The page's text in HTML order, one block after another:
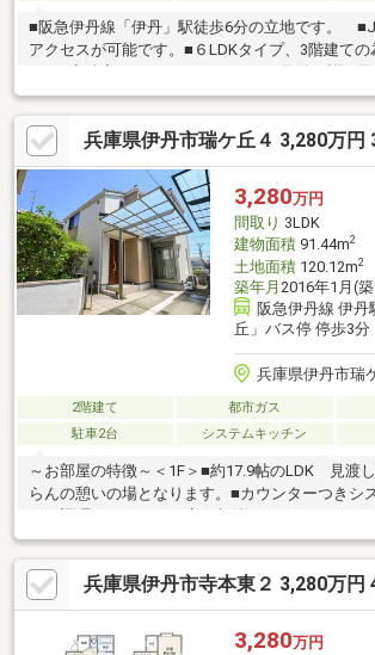
■阪急伊丹線「伊丹」駅徒歩6分の立地です。
アクセスが可能です。■６LDKタイプ、3階建ての
問い合わせにつきましては担当：一色までお願い
（フリーコール ０１２０－９１９－９３０）≪
メーション≫?阪急オアシス伊丹店…徒歩3分
ート 阪急伊丹駅前店…徒歩7分500m?伊丹市立南
1100m?伊丹市立南中学校…徒歩21分1500m?どう
ニック…徒歩3分210m
兵庫県伊丹市瑞ケ丘４ 3,280万円
3,280万円
間取り 3LDK
建物面積91.44m2
土地面積120.12m2
築年月 2016年1月(
阪急伊丹線 伊丹
丘」バス停 停歩3分
兵庫県伊丹市瑞
2階建て 都市ガス
駐車2台
システムキッチン
～お部屋の特徴～＜1F＞■約17.9帖のLDK 見渡
らんの憩いの場となります。■カウンターつきシ
室 一坪サイズの浴室ですので、ご家族でゆった
けます。＜2F＞■使い勝手の良い居室 各居室6.0
すので、 寝室・お子様部屋として使いやすいで
のバルコニー 南西向きのため、洗濯もよく乾き
収納 シーズンものなどの収納にぴったりです。
兵庫県伊丹市寺本東２ 3,280万円
3,280万円